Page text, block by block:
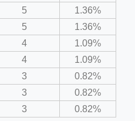
5
1.36%
5
1.36%
4
1.09%
4
1.09%
3
0.82%
3
0.82%
3 0.82%